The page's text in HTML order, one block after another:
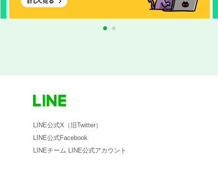
1 2
LINE公式X（旧Twitter）
LINE公式Facebook
LINEチーム LINE公式アカウント